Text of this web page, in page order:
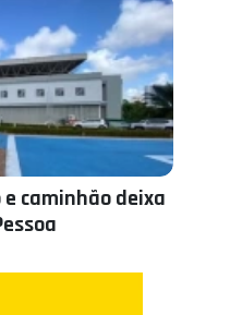
caminhão deixa